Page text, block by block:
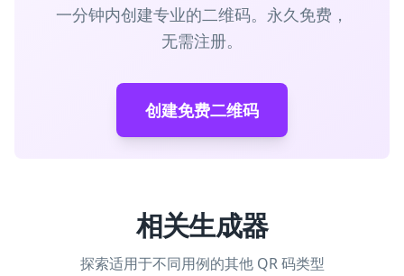
一分钟内创建专业的二维码。永久免费，
无需注册。
创建免费二维码
相关生成器
探索适用于不同用例的其他 QR 码类型